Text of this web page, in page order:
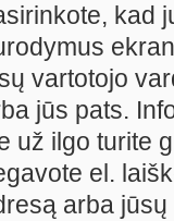
kad
vartotojo
jūs pats.
už ilgo turite
el.
arba